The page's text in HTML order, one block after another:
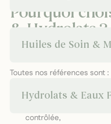
Pourquoi
& Hydrolats ?
Une qualité
Toutes nos références sont :
100% pures et
contrôlée,
Huiles de Soin &
Hydrolats & Eaux